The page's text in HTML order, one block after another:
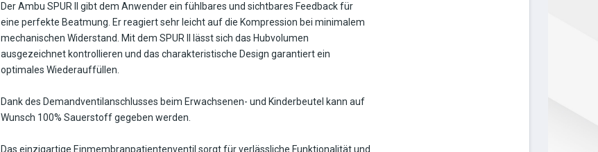
Der Ambu SPUR II gibt dem Anwender ein fühlbares und sichtbares Feedback für
eine perfekte Beatmung. Er reagiert sehr leicht auf die Kompression bei minimalem
mechanischen Widerstand. Mit dem SPUR II lässt sich das Hubvolumen
ausgezeichnet kontrollieren und das charakteristische Design garantiert ein
optimales Wiederauffüllen.
Dank des Demandventilanschlusses beim Erwachsenen- und Kinderbeutel kann auf
Wunsch 100% Sauerstoff gegeben werden.
Das einzigartige Einmembranpatientenventil sorgt für verlässliche Funktionalität und